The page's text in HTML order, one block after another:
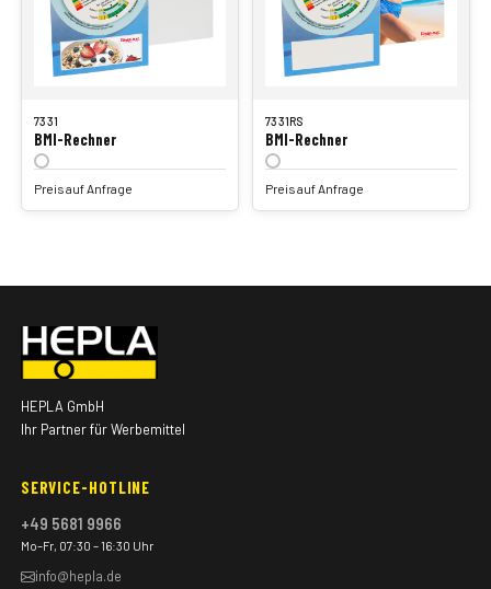
7331
BMI-Rechner
Preis auf Anfrage
7331RS
BMI-Rechner
Preis auf Anfrage
HEPLA GmbH
Ihr Partner für Werbemittel
SERVICE-HOTLINE
+49 5681 9966
Mo–Fr, 07:30 – 16:30 Uhr
info@hepla.de